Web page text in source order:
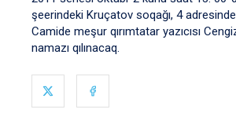
şeerindeki Kruçatov soqağı, 4
Camide meşur qırımtatar yazıcısı
namazı qılınacaq.